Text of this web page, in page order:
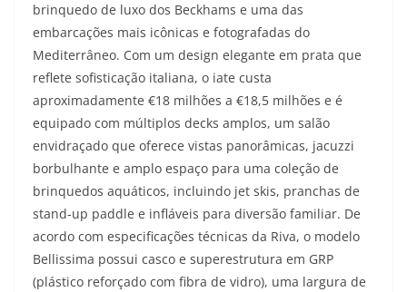
brinquedo de luxo dos Beckhams e uma das
embarcações mais icônicas e fotografadas do
Mediterrâneo. Com um design elegante em prata que
reflete sofisticação italiana, o iate custa
aproximadamente €18 milhões a €18,5 milhões e é
equipado com múltiplos decks amplos, um salão
envidraçado que oferece vistas panorâmicas, jacuzzi
borbulhante e amplo espaço para uma coleção de
brinquedos aquáticos, incluindo jet skis, pranchas de
stand-up paddle e infláveis para diversão familiar. De
acordo com especificações técnicas da Riva, o modelo
Bellissima possui casco e superestrutura em GRP
(plástico reforçado com fibra de vidro), uma largura de